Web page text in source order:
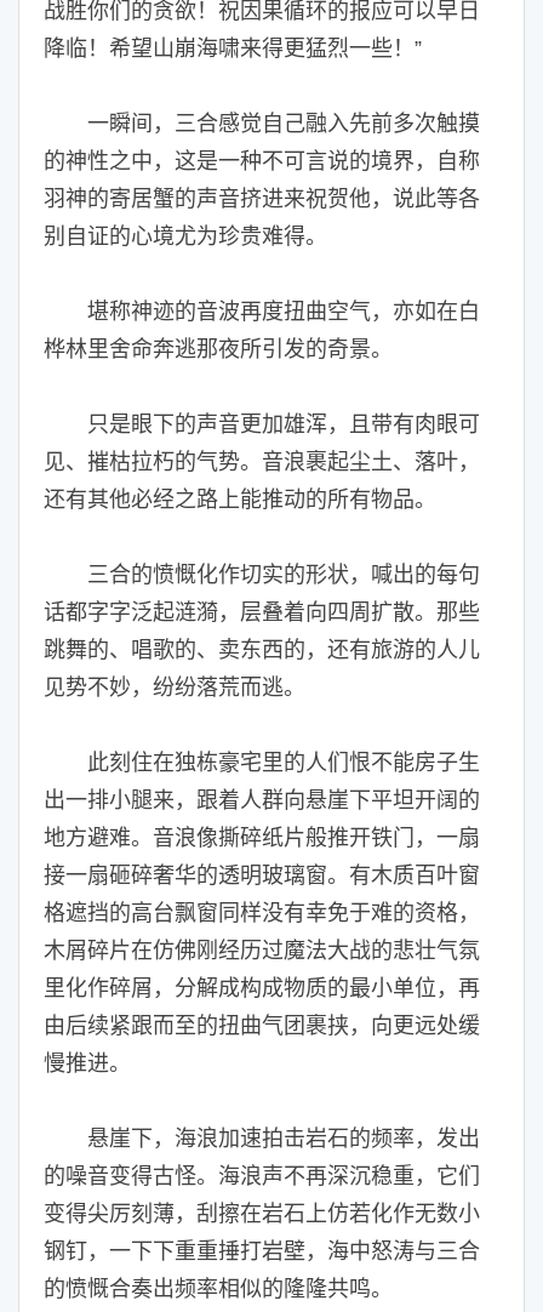
战胜你们的贪欲！祝因果循环的报应可以早日
降临！希望山崩海啸来得更猛烈一些！”
一瞬间，三合感觉自己融入先前多次触摸
的神性之中，这是一种不可言说的境界，自称
羽神的寄居蟹的声音挤进来祝贺他，说此等各
别自证的心境尤为珍贵难得。
堪称神迹的音波再度扭曲空气，亦如在白
桦林里舍命奔逃那夜所引发的奇景。
只是眼下的声音更加雄浑，且带有肉眼可
见、摧枯拉朽的气势。音浪裹起尘土、落叶，
还有其他必经之路上能推动的所有物品。
三合的愤慨化作切实的形状，喊出的每句
话都字字泛起涟漪，层叠着向四周扩散。那些
跳舞的、唱歌的、卖东西的，还有旅游的人儿
见势不妙，纷纷落荒而逃。
此刻住在独栋豪宅里的人们恨不能房子生
出一排小腿来，跟着人群向悬崖下平坦开阔的
地方避难。音浪像撕碎纸片般推开铁门，一扇
接一扇砸碎奢华的透明玻璃窗。有木质百叶窗
格遮挡的高台飘窗同样没有幸免于难的资格，
木屑碎片在仿佛刚经历过魔法大战的悲壮气氛
里化作碎屑，分解成构成物质的最小单位，再
由后续紧跟而至的扭曲气团裹挟，向更远处缓
慢推进。
悬崖下，海浪加速拍击岩石的频率，发出
的噪音变得古怪。海浪声不再深沉稳重，它们
变得尖厉刻薄，刮擦在岩石上仿若化作无数小
钢钉，一下下重重捶打岩壁，海中怒涛与三合
的愤慨合奏出频率相似的隆隆共鸣。